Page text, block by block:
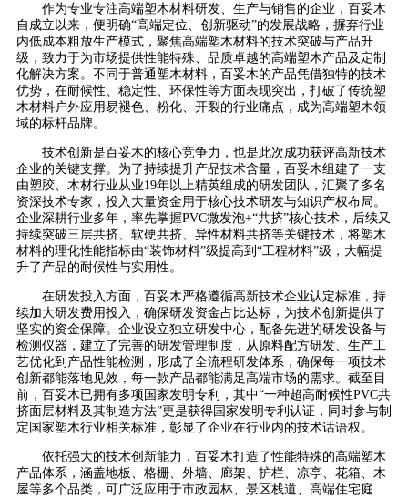
作为专业专注高端塑木材料研发、生产与销售的企业，百妥木
自成立以来，便明确“高端定位、创新驱动”的发展战略，摒弃行业
内低成本粗放生产模式，聚焦高端塑木材料的技术突破与产品升
级，致力于为市场提供性能特殊、品质卓越的高端塑木产品及定制
化解决方案。不同于普通塑木材料，百妥木的产品凭借独特的技术
优势，在耐候性、稳定性、环保性等方面表现突出，打破了传统塑
木材料户外应用易褪色、粉化、开裂的行业痛点，成为高端塑木领
域的标杆品牌。
技术创新是百妥木的核心竞争力，也是此次成功获评高新技术
企业的关键支撑。为了持续提升产品技术含量，百妥木组建了一支
由塑胶、木材行业从业19年以上精英组成的研发团队，汇聚了多名
资深技术专家，投入大量资金用于核心技术研发与知识产权布局。
企业深耕行业多年，率先掌握PVC微发泡+“共挤”核心技术，后续又
持续突破三层共挤、软硬共挤、异性材料共挤等关键技术，将塑木
材料的理化性能指标由“装饰材料”级提高到“工程材料”级，大幅提
升了产品的耐候性与实用性。
在研发投入方面，百妥木严格遵循高新技术企业认定标准，持
续加大研发费用投入，确保研发资金占比达标，为技术创新提供了
坚实的资金保障。企业设立独立研发中心，配备先进的研发设备与
检测仪器，建立了完善的研发管理制度，从原料配方研发、生产工
艺优化到产品性能检测，形成了全流程研发体系，确保每一项技术
创新都能落地见效，每一款产品都能满足高端市场的需求。截至目
前，百妥木已拥有多项国家发明专利，其中“一种超高耐候性PVC共
挤面层材料及其制造方法”更是获得国家发明专利认证，同时参与制
定国家塑木行业相关标准，彰显了企业在行业内的技术话语权。
依托强大的技术创新能力，百妥木打造了性能特殊的高端塑木
产品体系，涵盖地板、格栅、外墙、廊架、护栏、凉亭、花箱、木
屋等多个品类，可广泛应用于市政园林、景区栈道、高端住宅庭